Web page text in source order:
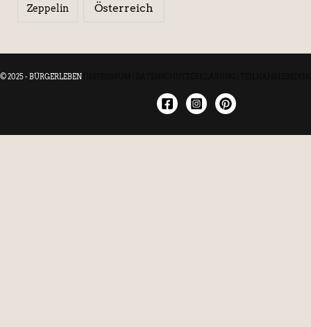
Zeppelin Österreich
© 2025 - BÜRGERLEBEN